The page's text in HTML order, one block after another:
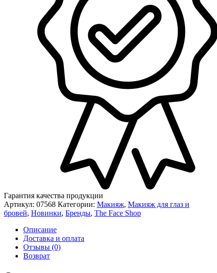
Гарантия качества продукции
Артикул: 07568 Категории: Макияж, Макияж для глаз и
бровей, Новинки, Бренды, The Face Shop
Описание
Доставка и оплата
Отзывы (0)
Возврат